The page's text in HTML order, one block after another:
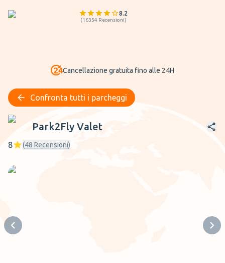
8.2
(16354 Recensioni)
Cancellazione gratuita fino alle 24H
Confronta tutti i parcheggi
Park2Fly Valet
Park2Fly Valet
8 (48 Recensioni)
Previous slide